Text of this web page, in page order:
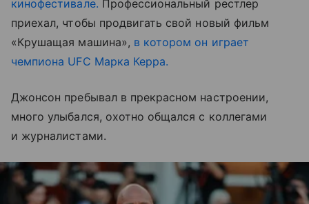
кинофестивале. Профессиональный рестлер
приехал, чтобы продвигать свой новый фильм
«Крушащая машина», в котором он играет
чемпиона UFC Марка Керра.
Джонсон пребывал в прекрасном настроении,
много улыбался, охотно общался с коллегами
и журналистами.